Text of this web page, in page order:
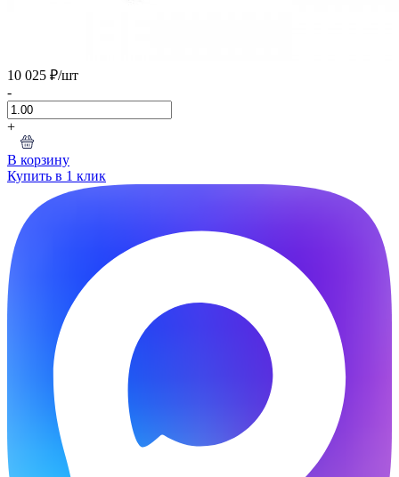
10 025 ₽/шт
-
+
В корзину
Купить в 1 клик